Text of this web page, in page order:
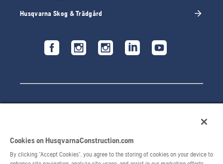
Husqvarna Skog & Trädgård
© 2026 Husqvarna AB. Alla rättigheter förbehålls.
Cookies on HusqvarnaConstruction.com
By clicking “Accept Cookies”, you agree to the storing of cookies on your device to